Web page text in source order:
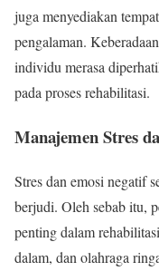
juga menyediakan
pengalaman.
individu merasa
pada proses rehabilitasi.
Manajemen Stres
Stres dan emosi negatif
berjudi. Oleh sebab itu,
penting dalam
dalam, dan olahraga